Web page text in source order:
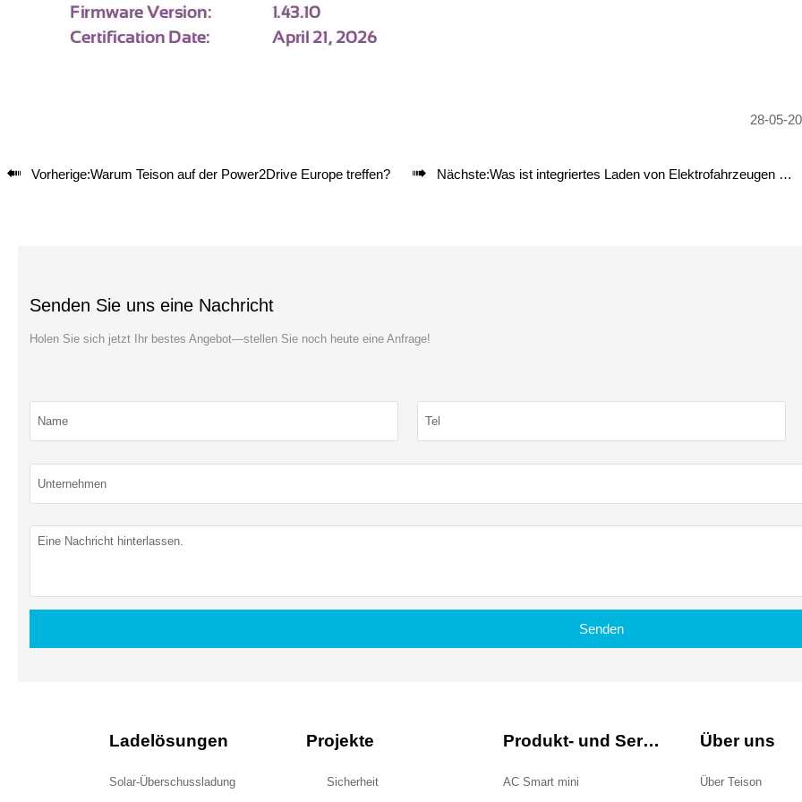
28-05-
 Vorherige:Warum Teison auf der Power2Drive Europe treffen?  Nächste:Was ist integriertes Laden von Elektrofahrzeugen mit Energiespeichersystem?
Senden Sie uns eine Nachricht
Holen Sie sich jetzt Ihr bestes Angebot—stellen Sie noch heute eine Anfrage!
Senden
Ladelösungen
Solar-Überschussladung
Projekte
Sicherheit
Produkt- und Service
AC Smart mini
Über uns
Über Teison